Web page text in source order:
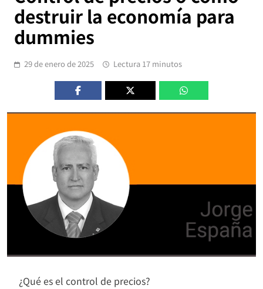
destruir la economía para
dummies
29 de enero de 2025 Lectura 17 minutos
¿Qué es el control de precios?